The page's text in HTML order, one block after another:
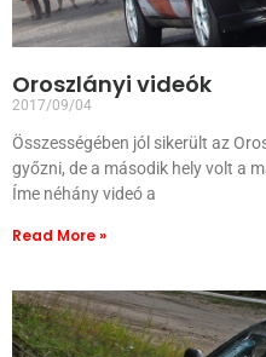
Oroszlányi videók
2017/09/04
Összességében jól sikerült az
győzni, de a második hely volt a
Íme néhány videó a
Read More »